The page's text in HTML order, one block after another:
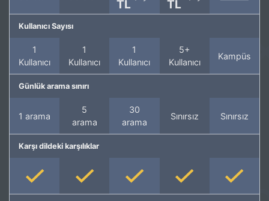
TL
TL
Kullanıcı Sayısı
1
Kullanıcı
1
Kullanıcı
1
Kullanıcı
5+
Kullanıcı
Kampüs
Günlük arama sınırı
1 arama
5
arama
30
arama
Sınırsız Sınırsız
Karşı dildeki karşılıklar